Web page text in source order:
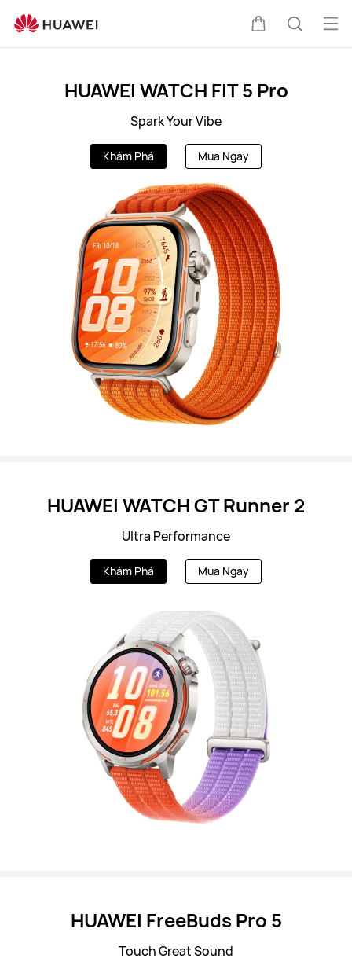
đẩy kiếm
Mở
HUAWEI WATCH FIT 5 Pro
Spark Your Vibe
Khám Phá Mua Ngay
HUAWEI WATCH GT Runner 2
Ultra Performance
Khám Phá Mua Ngay
HUAWEI FreeBuds Pro 5
Touch Great Sound